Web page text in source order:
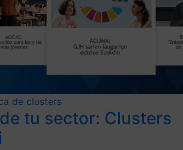
de clusters
tu sector: Clusters